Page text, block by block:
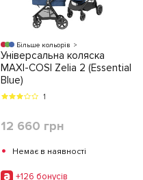
Більше кольорів
Універсальна коляска
MAXI-COSI Zelia 2 (Essential
Blue)
1
12 660 грн
• Немає в наявності
+126 бонусiв